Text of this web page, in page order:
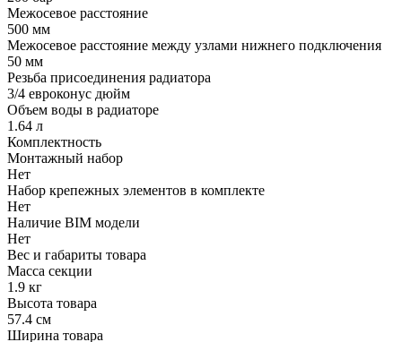
Межосевое расстояние
500 мм
Межосевое расстояние между узлами нижнего подключения
50 мм
Резьба присоединения радиатора
3/4 евроконус дюйм
Объем воды в радиаторе
1.64 л
Комплектность
Монтажный набор
Нет
Набор крепежных элементов в комплекте
Нет
Наличие BIM модели
Нет
Вес и габариты товара
Масса секции
1.9 кг
Высота товара
57.4 см
Ширина товара